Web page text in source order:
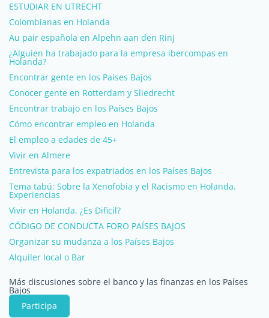
ESTUDIAR EN UTRECHT
Colombianas en Holanda
Au pair española en Alpehn aan den Rinj
¿Alguien ha trabajado para la empresa ibercompas en
Holanda?
Encontrar gente en los Países Bajos
Conocer gente en Rotterdam y Sliedrecht
Encontrar trabajo en los Países Bajos
Cómo encontrar empleo en Holanda
El empleo a edades de 45+
Vivir en Almere
Entrevista para los expatriados en los Países Bajos
Tema tabú: Sobre la Xenofobia y el Racismo en Holanda.
Experiencias
Vivir en Holanda. ¿Es Dificil?
CÓDIGO DE CONDUCTA FORO PAÍSES BAJOS
Organizar su mudanza a los Países Bajos
Alquiler local o Bar
Más discusiones sobre el banco y las finanzas en los Países
Bajos
Participa